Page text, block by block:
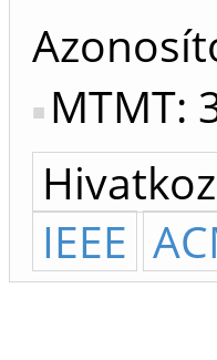
MTMT:
IEEE